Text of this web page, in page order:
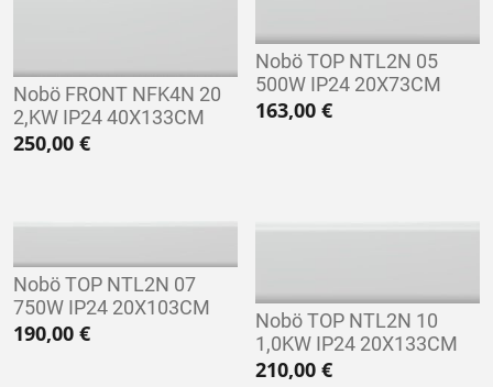
Nobö FRONT NFK4N 20
2,KW IP24 40X133CM
250,00 €
Nobö TOP NTL2N 05
500W IP24 20X73CM
163,00€
Nobö TOP NTL2N 07
750W IP24 20X103CM
190,00 €
Nobö TOP NTL2N 10
1,0KW IP24 20X133CM
210,00€